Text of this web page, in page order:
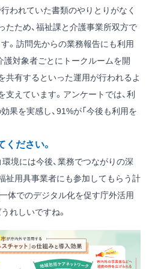
われていた書類のやりとりがなく
たため、福祉課と介護事業所双方で
。訪問先からの業務報告にも利用
護対象者ごとにトークルームを開
共有するといった運用が行われるよ
支えています。アンケートでは、利
果を実感し、91%が「今後も利用を
ださい。
境には今後、業務でつながりの深
祉用具事業者にも参加してもらう計
体でのデジタル化を促す庁外活用
れしいですね。